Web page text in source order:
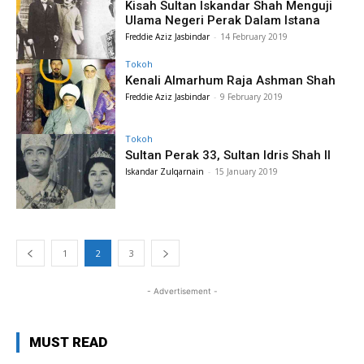
Kisah Sultan Iskandar Shah Menguji
Ulama Negeri Perak Dalam Istana
Freddie Aziz Jasbindar - 14 February 2019
Tokoh
Kenali Almarhum Raja Ashman Shah
Freddie Aziz Jasbindar - 9 February 2019
Tokoh
Sultan Perak 33, Sultan Idris Shah II
Iskandar Zulqarnain - 15 January 2019
1 2 3
- Advertisement -
MUST READ